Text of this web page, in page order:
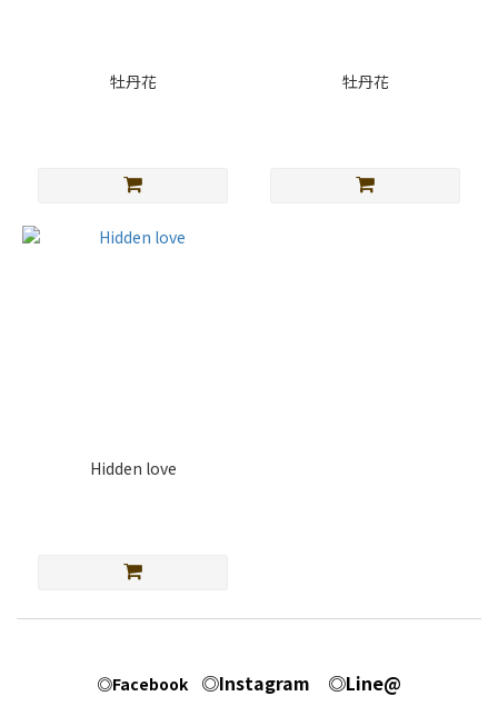
牡丹花 牡丹花
Hidden love
◎Facebook ◎Instagram ◎Line@